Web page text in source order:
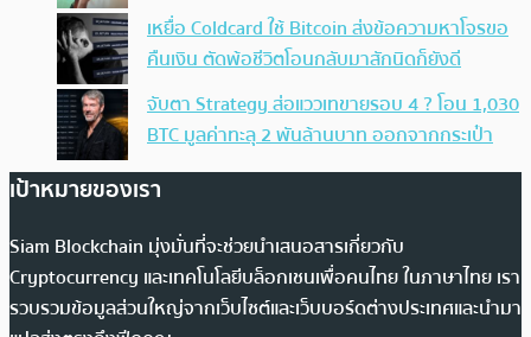
เหยื่อ Coldcard ใช้ Bitcoin ส่งข้อความหาโจรขอ
คืนเงิน ตัดพ้อชีวิตโอนกลับมาสักนิดก็ยังดี
จับตา Strategy ส่อแววเทขายรอบ 4 ? โอน 1,030
BTC มูลค่าทะลุ 2 พันล้านบาท ออกจากกระเป๋า
เป้าหมายของเรา
Siam Blockchain มุ่งมั่นที่จะช่วยนำเสนอสารเกี่ยวกับ
Cryptocurrency และเทคโนโลยีบล็อกเชนเพื่อคนไทย ในภาษาไทย เรา
รวบรวมข้อมูลส่วนใหญ่จากเว็บไซต์และเว็บบอร์ดต่างประเทศและนำมา